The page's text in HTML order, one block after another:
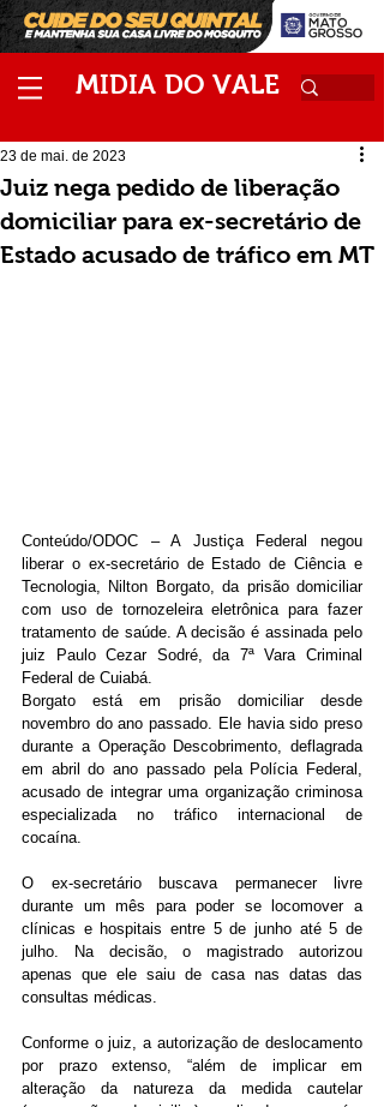
MIDIA DO VALE
Juiz nega pedido de liberação
domiciliar para ex-secretário de
Estado acusado de tráfico em MT
23 de mai. de 2023
Conteúdo/ODOC – A Justiça Federal negou
liberar o ex-secretário de Estado de Ciência e
Tecnologia, Nilton Borgato, da prisão domiciliar
com uso de tornozeleira eletrônica para fazer
tratamento de saúde. A decisão é assinada pelo
juiz Paulo Cezar Sodré, da 7ª Vara Criminal
Federal de Cuiabá.
Borgato está em prisão domiciliar desde
novembro do ano passado. Ele havia sido preso
durante a Operação Descobrimento, deflagrada
em abril do ano passado pela Polícia Federal,
acusado de integrar uma organização criminosa
especializada no tráfico internacional de
cocaína.
O ex-secretário buscava permanecer livre
durante um mês para poder se locomover a
clínicas e hospitais entre 5 de junho até 5 de
julho. Na decisão, o magistrado autorizou
apenas que ele saiu de casa nas datas das
consultas médicas.
Conforme o juiz, a autorização de deslocamento
por prazo extenso, “além de implicar em
alteração da natureza da medida cautelar